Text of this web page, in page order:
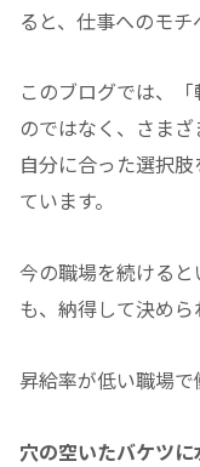
ると、仕事へのモチ
このブログでは、
のではなく、さまざ
自分に合った選択
ています。
今の職場を続ける
も、納得して決めら
昇給率が低い職場で
穴の空いたバケツ